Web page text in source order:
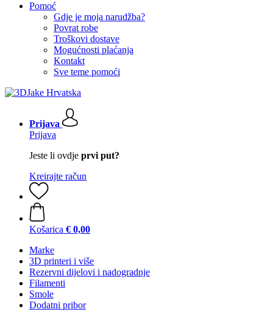
Pomoć
Gdje je moja narudžba?
Povrat robe
Troškovi dostave
Mogućnosti plaćanja
Kontakt
Sve teme pomoći
Prijava
Prijava
Jeste li ovdje prvi put?
Kreirajte račun
Košarica € 0,00
Marke
3D printeri i više
Rezervni dijelovi i nadogradnje
Filamenti
Smole
Dodatni pribor